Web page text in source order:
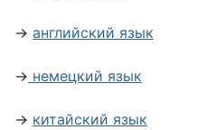
→ английский язык
→ немецкий язык
→ китайский язык